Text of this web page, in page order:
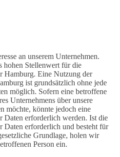
an unserem Unternehmen.
hohen Stellenwert für die
Hamburg. Eine Nutzung der
ist grundsätzlich ohne jede
möglich. Sofern eine betroffene
Unternehmens über unsere
möchte, könnte jedoch eine
Daten erforderlich werden. Ist die
Daten erforderlich und besteht für
Grundlage, holen wir
Person ein.